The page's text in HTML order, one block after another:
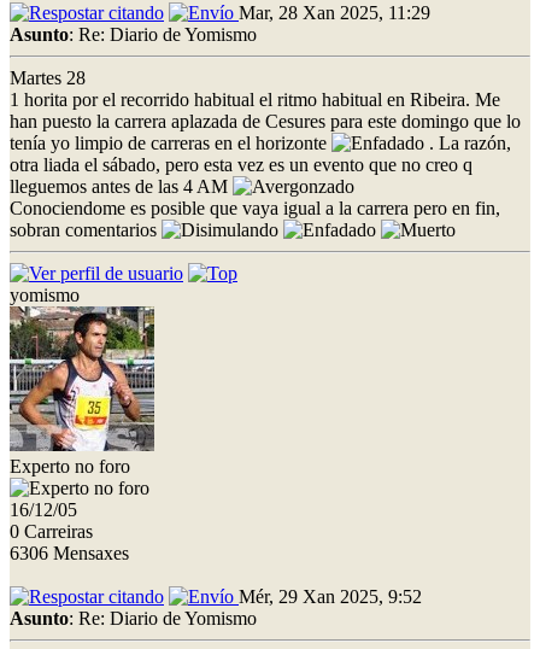
Mar, 28 Xan 2025, 11:29
Asunto: Re: Diario de Yomismo
Martes 28
1 horita por el recorrido habitual el ritmo habitual en Ribeira. Me
han puesto la carrera aplazada de Cesures para este domingo que lo
tenía yo limpio de carreras en el horizonte
. La razón,
otra liada el sábado, pero esta vez es un evento que no creo q
lleguemos antes de las 4 AM
Conociendome es posible que vaya igual a la carrera pero en fin,
sobran comentarios
yomismo
Experto no foro
16/12/05
0 Carreiras
6306 Mensaxes
Mér, 29 Xan 2025, 9:52
Asunto: Re: Diario de Yomismo